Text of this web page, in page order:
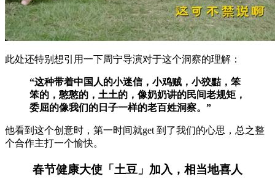
此处还特别想引用一下周宁导演对于这个洞察的理解：
“这种带着中国人的小迷信，小鸡贼，小狡黠，笨
笨的，憨憨的，土土的，像奶奶讲的民间老规矩，
委屈的像我们的日子一样的老百姓洞察。”
他看到这个创意时，第一时间就get 到了我们的心思，总之整
个合作主打一个愉快。
春节健康大使「土豆」加入，相当地喜人